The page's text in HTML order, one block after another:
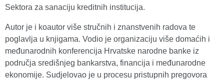
Sektora za sanaciju kreditnih institucija.
Autor je i koautor više stručnih i znanstvenih radova te
poglavlja u knjigama. Vodio je organizaciju više domaćih i
međunarodnih konferencija Hrvatske narodne banke iz
područja središnjeg bankarstva, financija i međunarodne
ekonomije. Sudjelovao je u procesu pristupnih pregovora